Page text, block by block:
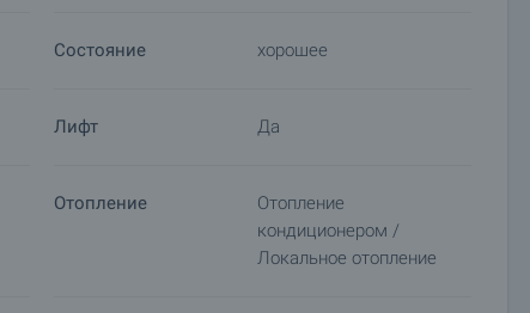
Состояние хорошее
Лифт Да
Отопление
Отопление
кондиционером /
Локальное отопление